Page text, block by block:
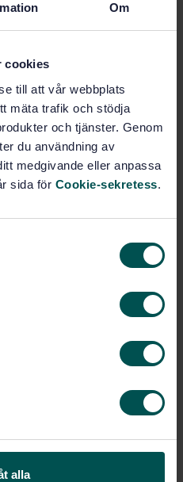
Om
cookies
till att vår webbplats
mäta trafik och stödja
och tjänster. Genom
du användning av
medgivande eller anpassa
sida för Cookie-sekretess.
alla
Pris:1 097 SEK
Fler alternativ
och rundvirke,
preservatives -
- Part 2: